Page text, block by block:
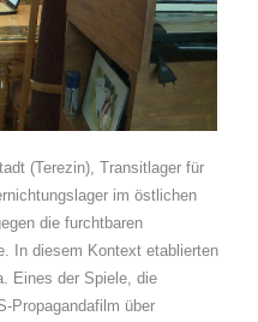
(Terezin), Transitlager für
im östlichen
die furchtbaren
In diesem Kontext etablierten
Eines der Spiele, die
Propagandafilm über